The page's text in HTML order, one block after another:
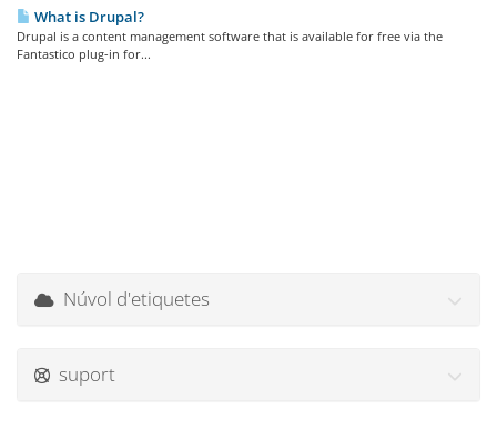
What is Drupal?
Drupal is a content management software that is available for free via the
Fantastico plug-in for...
Núvol d'etiquetes
suport